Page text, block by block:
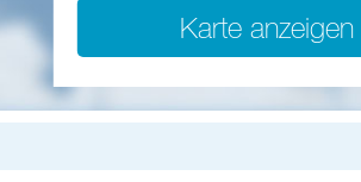
Karte anzeigen